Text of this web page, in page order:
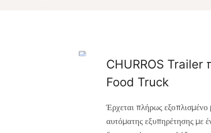
CHURROS
Food Truck
Έρχεται πλήρως
αυτόματης εξυπηρέτησης με